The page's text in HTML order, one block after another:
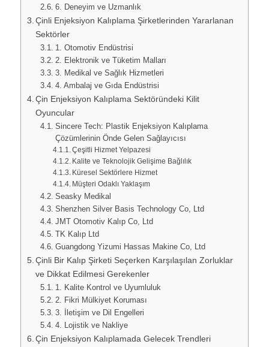
6. Deneyim ve Uzmanlık
Çinli Enjeksiyon Kalıplama Şirketlerinden Yararlanan
Sektörler
1. Otomotiv Endüstrisi
2. Elektronik ve Tüketim Malları
3. Medikal ve Sağlık Hizmetleri
4. Ambalaj ve Gıda Endüstrisi
Çin Enjeksiyon Kalıplama Sektöründeki Kilit
Oyuncular
Sincere Tech: Plastik Enjeksiyon Kalıplama
Çözümlerinin Önde Gelen Sağlayıcısı
Çeşitli Hizmet Yelpazesi
Kalite ve Teknolojik Gelişime Bağlılık
Küresel Sektörlere Hizmet
Müşteri Odaklı Yaklaşım
Seasky Medikal
Shenzhen Silver Basis Technology Co, Ltd
JMT Otomotiv Kalıp Co, Ltd
TK Kalıp Ltd
Guangdong Yizumi Hassas Makine Co, Ltd
Çinli Bir Kalıp Şirketi Seçerken Karşılaşılan Zorluklar
ve Dikkat Edilmesi Gerekenler
1. Kalite Kontrol ve Uyumluluk
2. Fikri Mülkiyet Koruması
3. İletişim ve Dil Engelleri
4. Lojistik ve Nakliye
Çin Enjeksiyon Kalıplamada Gelecek Trendleri